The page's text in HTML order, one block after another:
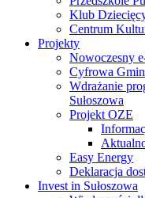
Klub
Centrum
Projekty
Nowoczesny
Cyfrowa
Wdrażanie
Sułoszowa
Projekt OZE
Easy Energy
Deklaracja
Invest in Sułoszowa